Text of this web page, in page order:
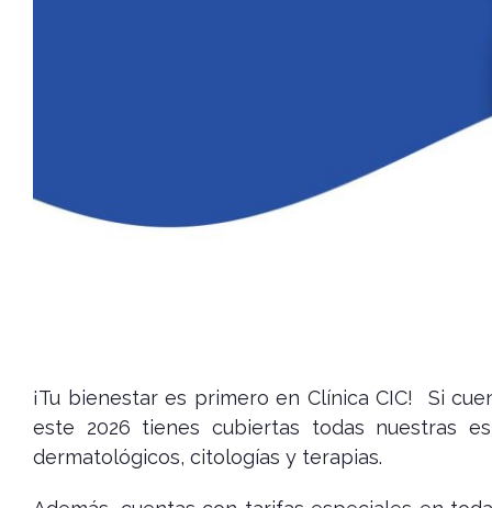
¡Tu bienestar es primero en Clínica CIC! Si
este 2026 tienes cubiertas todas nuestras
dermatológicos, citologías y terapias.